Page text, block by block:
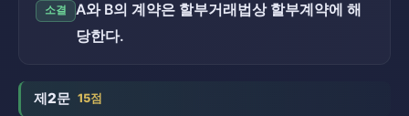
소결
A와 B의 계약은 할부거래법상 할부계약에 해
당한다.
제2문 15점